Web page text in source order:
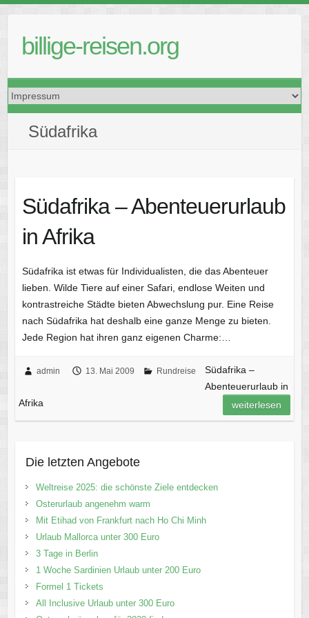
contentbillige-reisen.org
Südafrika
Südafrika – Abenteuerurlaub
in Afrika
Südafrika ist etwas für Individualisten, die das Abenteuer
lieben. Wilde Tiere auf einer Safari, endlose Weiten und
kontrastreiche Städte bieten Abwechslung pur. Eine Reise
nach Südafrika hat deshalb eine ganze Menge zu bieten.
Jede Region hat ihren ganz eigenen Charme:…
admin 13. Mai 2009 Rundreise
Südafrika –
Abenteuerurlaub in
Afrika
weiterlesen
Die letzten Angebote
Weltreise 2025: die schönste Ziele entdecken
Osterurlaub angenehm warm
Mit Etihad von Frankfurt nach Ho Chi Minh
Urlaub Mallorca unter 300 Euro
3 Tage in Berlin
1 Woche Sardinien Urlaub unter 200 Euro
Formel 1 Tickets
All Inclusive Urlaub unter 300 Euro